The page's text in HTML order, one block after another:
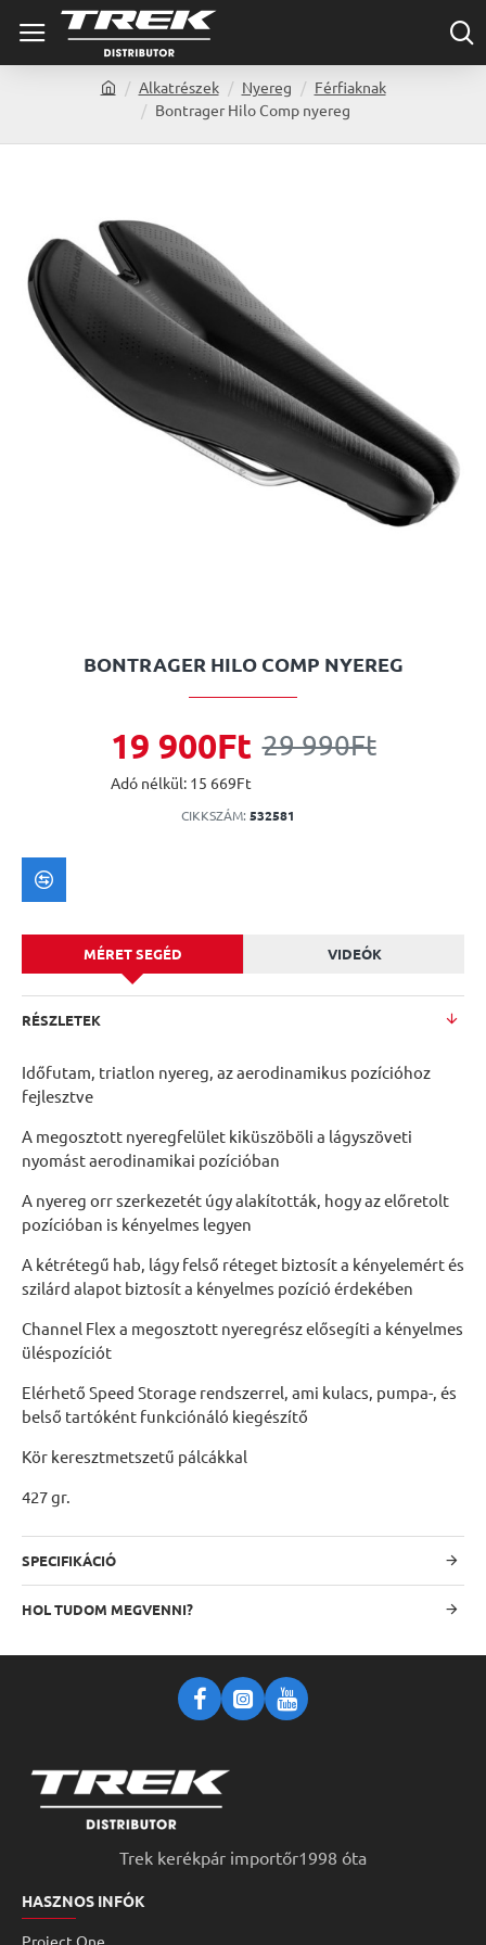
m
Alkatrészek Nyereg
Férfiaknak
Bontrager Hilo Comp nyereg
BONTRAGER HILO COMP NYEREG
19 900Ft 29 990Ft
Adó nélkül: 15 669Ft
CIKKSZÁM: 532581
MÉRET SEGÉD VIDEÓK
RÉSZLETEK
Időfutam, triatlon nyereg, az aerodinamikus pozícióhoz
fejlesztve
A megosztott nyeregfelület kiküszöböli a lágyszöveti
nyomást aerodinamikai pozícióban
A nyereg orr szerkezetét úgy alakították, hogy az előretolt
pozícióban is kényelmes legyen
A kétrétegű hab, lágy felső réteget biztosít a kényelemért és
szilárd alapot biztosít a kényelmes pozíció érdekében
Channel Flex a megosztott nyeregrész elősegíti a kényelmes
üléspozíciót
Elérhető Speed Storage rendszerrel, ami kulacs, pumpa-, és
belső tartóként funkciónáló kiegészítő
Kör keresztmetszetű pálcákkal
427 gr.
SPECIFIKÁCIÓ
HOL TUDOM MEGVENNI?
Trek kerékpár importőr1998 óta
HASZNOS INFÓK
Project One